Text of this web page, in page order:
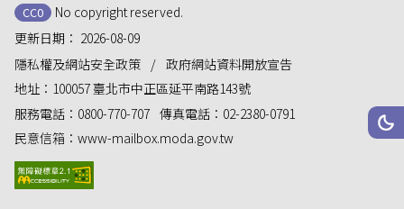
網站
深
CC0
No copyright reserved.
更新日期： 2026-08-09
隱私權及網站安全政策
政府網站資料開放宣告
地址： 100057 臺北市中正區延平南路143號
服務電話： 0800-770-707 傳真電話： 02-2380-0791
民意信箱： www-mailbox.moda.gov.tw